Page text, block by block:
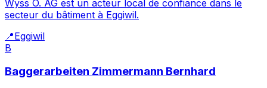
Wyss O. AG est un acteur local de confiance dans le
secteur du bâtiment à Eggiwil.
📍Eggiwil
B
Baggerarbeiten Zimmermann Bernhard